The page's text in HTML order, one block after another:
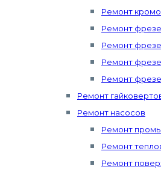
Ремонт
Ремонт
Ремонт
Ремонт
Ремонт
Ремонт
Ремонт насосов
Ремонт
Ремонт
Ремонт